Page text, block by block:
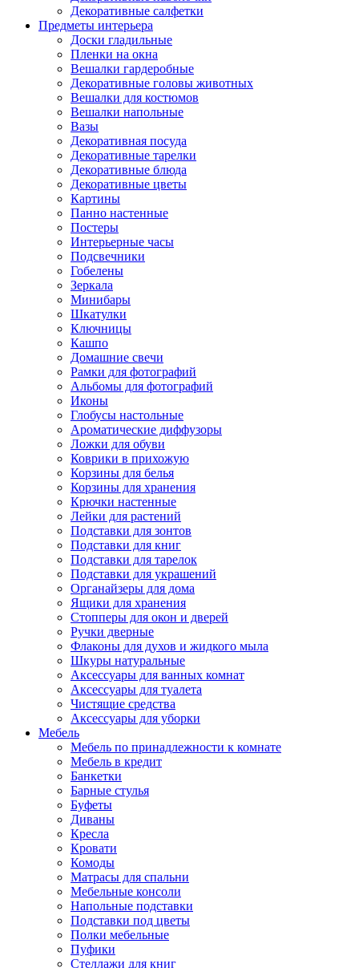
Декоративные салфетки
Предметы интерьера
Доски гладильные
Пленки на окна
Вешалки гардеробные
Декоративные головы животных
Вешалки для костюмов
Вешалки напольные
Вазы
Декоративная посуда
Декоративные тарелки
Декоративные блюда
Декоративные цветы
Картины
Панно настенные
Постеры
Интерьерные часы
Подсвечники
Гобелены
Зеркала
Минибары
Шкатулки
Ключницы
Кашпо
Домашние свечи
Рамки для фотографий
Альбомы для фотографий
Иконы
Глобусы настольные
Ароматические диффузоры
Ложки для обуви
Коврики в прихожую
Корзины для белья
Корзины для хранения
Крючки настенные
Лейки для растений
Подставки для зонтов
Подставки для книг
Подставки для тарелок
Подставки для украшений
Органайзеры для дома
Ящики для хранения
Стопперы для окон и дверей
Ручки дверные
Флаконы для духов и жидкого мыла
Шкуры натуральные
Аксессуары для ванных комнат
Аксессуары для туалета
Чистящие средства
Аксессуары для уборки
Мебель
Мебель по принадлежности к комнате
Мебель в кредит
Банкетки
Барные стулья
Буфеты
Диваны
Кресла
Кровати
Комоды
Матрасы для спальни
Мебельные консоли
Напольные подставки
Подставки под цветы
Полки мебельные
Пуфики
Стеллажи для книг